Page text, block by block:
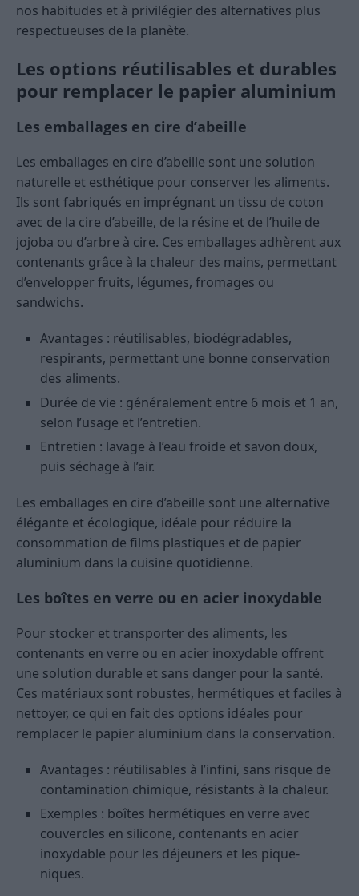
nos habitudes et à privilégier des alternatives plus
respectueuses de la planète.
Les options réutilisables et durables
pour remplacer le papier aluminium
Les emballages en cire d’abeille
Les emballages en cire d’abeille sont une solution
naturelle et esthétique pour conserver les aliments.
Ils sont fabriqués en imprégnant un tissu de coton
avec de la cire d’abeille, de la résine et de l’huile de
jojoba ou d’arbre à cire. Ces emballages adhèrent aux
contenants grâce à la chaleur des mains, permettant
d’envelopper fruits, légumes, fromages ou
sandwichs.
Avantages : réutilisables, biodégradables,
respirants, permettant une bonne conservation
des aliments.
Durée de vie : généralement entre 6 mois et 1 an,
selon l’usage et l’entretien.
Entretien : lavage à l’eau froide et savon doux,
puis séchage à l’air.
Les emballages en cire d’abeille sont une alternative
élégante et écologique, idéale pour réduire la
consommation de films plastiques et de papier
aluminium dans la cuisine quotidienne.
Les boîtes en verre ou en acier inoxydable
Pour stocker et transporter des aliments, les
contenants en verre ou en acier inoxydable offrent
une solution durable et sans danger pour la santé.
Ces matériaux sont robustes, hermétiques et faciles à
nettoyer, ce qui en fait des options idéales pour
remplacer le papier aluminium dans la conservation.
Avantages : réutilisables à l’infini, sans risque de
contamination chimique, résistants à la chaleur.
Exemples : boîtes hermétiques en verre avec
couvercles en silicone, contenants en acier
inoxydable pour les déjeuners et les pique-
niques.